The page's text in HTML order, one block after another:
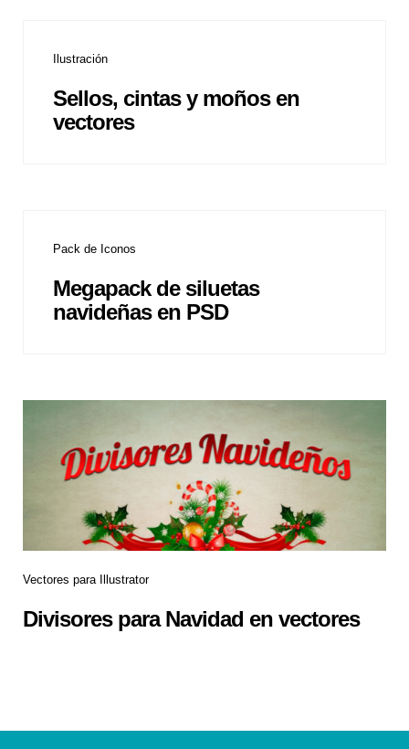
Ilustración
Sellos, cintas y moños en
vectores
Pack de Iconos
Megapack de siluetas
navideñas en PSD
Vectores para Illustrator
Divisores para Navidad en vectores